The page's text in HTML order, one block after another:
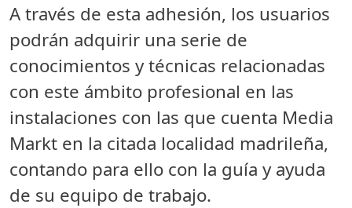
A través de esta adhesión, los usuarios
podrán adquirir una serie de
conocimientos y técnicas relacionadas
con este ámbito profesional en las
instalaciones con las que cuenta Media
Markt en la citada localidad madrileña,
contando para ello con la guía y ayuda
de su equipo de trabajo.